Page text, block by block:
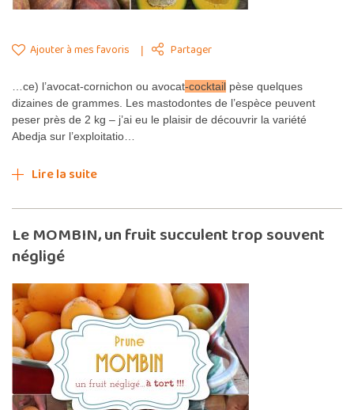
Ajouter à mes favoris Partager
…ce) l’avocat-cornichon ou avocat-cocktail pèse quelques
dizaines de grammes. Les mastodontes de l’espèce peuvent
peser près de 2 kg – j’ai eu le plaisir de découvrir la variété
Abedja sur l’exploitatio…
Lire la suite
Le MOMBIN, un fruit succulent trop souvent
négligé